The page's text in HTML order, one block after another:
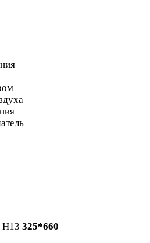
H13 325*660